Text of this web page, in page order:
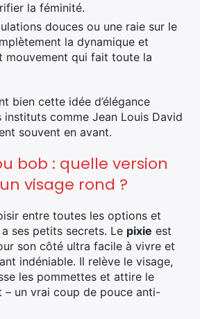
la féminité.
douces ou une raie sur le
la dynamique et
mouvement qui fait toute la
bien cette idée d’élégance
instituts comme Jean Louis David
souvent en avant.
bob : quelle version
visage rond ?
entre toutes les options et
ses petits secrets. Le pixie est
son côté ultra facile à vivre et
indéniable. Il relève le visage,
les pommettes et attire le
– un vrai coup de pouce anti-